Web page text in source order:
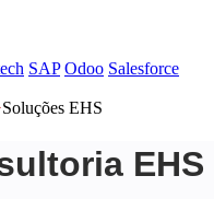
SAP Odoo Salesforce
Soluções EHS
EHS